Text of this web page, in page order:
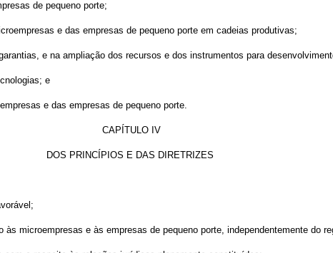
de pequeno porte;
e das empresas de pequeno porte em cadeias produtivas;
e na ampliação dos recursos e dos instrumentos para
e
e das empresas de pequeno porte.
CAPÍTULO IV
DOS PRINCÍPIOS E DAS DIRETRIZES
microempresas e às empresas de pequeno porte, independentemente do